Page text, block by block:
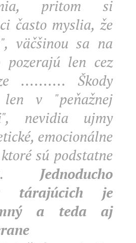
pritom si
často myslia, že
väčšinou sa na
pozerajú len cez
.......... Škody
v "peňažnej
nevidia ujmy
emocionálne
sú podstatne
Jednoducho
tárajúcich je
a teda aj